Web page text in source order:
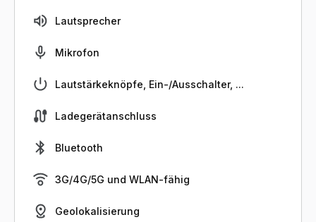
Lautsprecher
Mikrofon
Lautstärkeknöpfe, Ein-/Ausschalter, ...
Ladegerätanschluss
Bluetooth
3G/4G/5G und WLAN-fähig
Geolokalisierung